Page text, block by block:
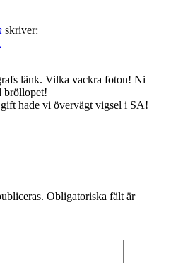
skriver:
länk. Vilka vackra foton! Ni
bröllopet!
hade vi övervägt vigsel i SA!
Obligatoriska fält är